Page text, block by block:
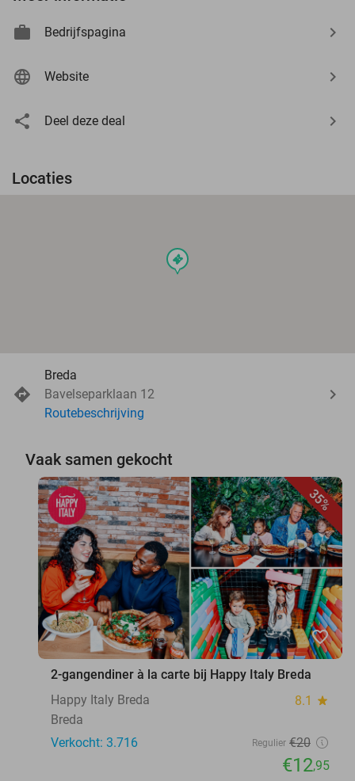
Bedrijfspagina
Website
Deel deze deal
Locaties
events
Breda
Bavelseparklaan 12
Routebeschrijving
Vaak samen gekocht
35%
favorite_border
2-gangendiner à la carte bij Happy Italy Breda
Happy Italy Breda
8.1 star
Breda
Verkocht: 3.716
Regulier €20
€12,95